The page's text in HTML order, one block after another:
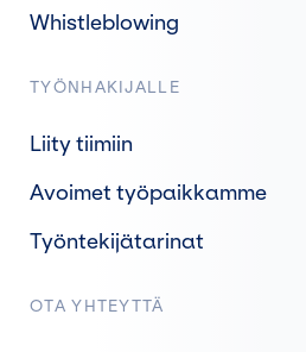
Whistleblowing
TYÖNHAKIJALLE
Liity tiimiin
Avoimet työpaikkamme
Työntekijätarinat
OTA YHTEYTTÄ